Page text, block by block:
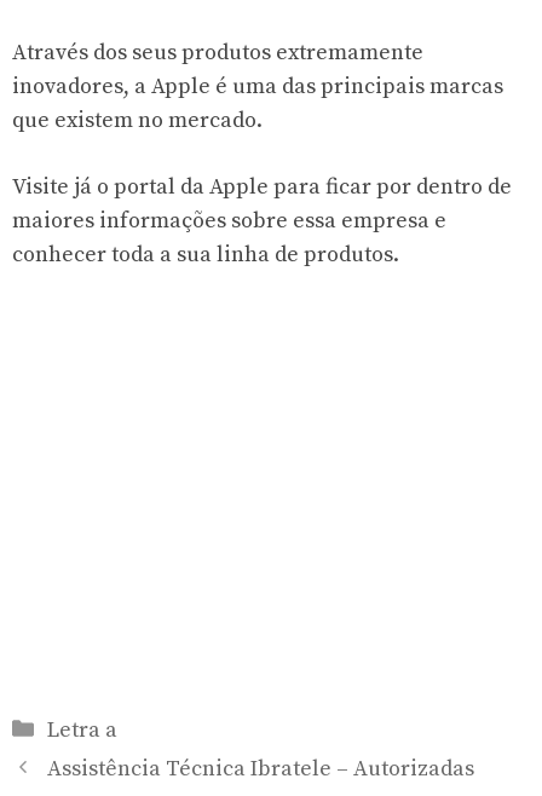
Através dos seus produtos extremamente
inovadores, a Apple é uma das principais marcas
que existem no mercado.
Visite já o portal da Apple para ficar por dentro de
maiores informações sobre essa empresa e
conhecer toda a sua linha de produtos.
Categorias
Letra a
Assistência Técnica Ibratele – Autorizadas